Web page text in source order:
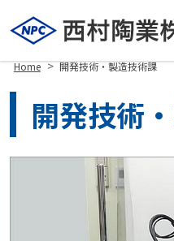
Home > 開発技術・製造技術課
開発技術
Site
Footer